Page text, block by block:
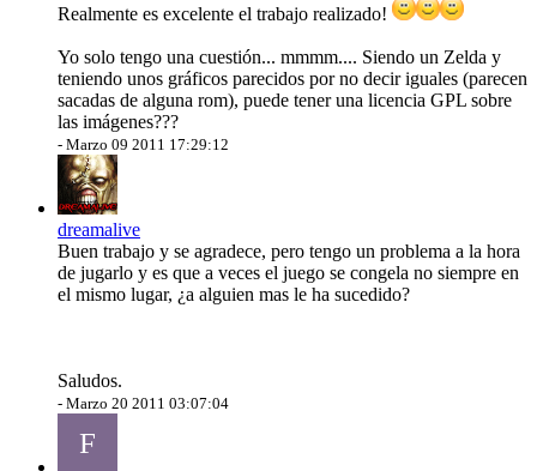
Realmente es excelente el trabajo realizado!
Yo solo tengo una cuestión... mmmm.... Siendo un Zelda y
teniendo unos gráficos parecidos por no decir iguales (parecen
sacadas de alguna rom), puede tener una licencia GPL sobre
las imágenes???
- Marzo 09 2011 17:29:12
dreamalive
Buen trabajo y se agradece, pero tengo un problema a la hora
de jugarlo y es que a veces el juego se congela no siempre en
el mismo lugar, ¿a alguien mas le ha sucedido?
Saludos.
- Marzo 20 2011 03:07:04
F